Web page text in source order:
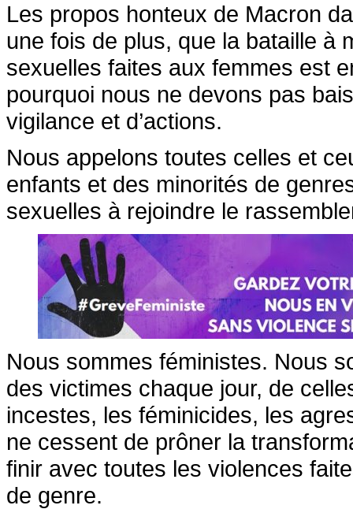
Les propos honteux de Macron
une fois de plus, que la bataille à
sexuelles faites aux femmes est
pourquoi nous ne devons pas
vigilance et d’actions.
Nous appelons toutes celles et
enfants et des minorités de
sexuelles à rejoindre le
Nous sommes féministes. Nous
des victimes chaque jour, de
incestes, les féminicides, les
ne cessent de prôner la
finir avec toutes les violences
de genre.